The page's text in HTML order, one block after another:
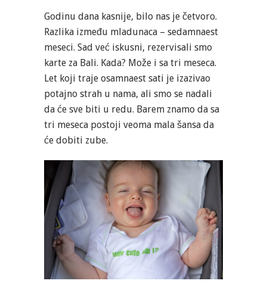
Godinu dana kasnije, bilo nas je četvoro.
Razlika između mladunaca – sedamnaest
meseci. Sad već iskusni, rezervisali smo
karte za Bali. Kada? Može i sa tri meseca.
Let koji traje osamnaest sati je izazivao
potajno strah u nama, ali smo se nadali
da će sve biti u redu. Barem znamo da sa
tri meseca postoji veoma mala šansa da
će dobiti zube.